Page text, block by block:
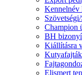
Kennelnév
Champion
BH
Kiállításra
Kutyafajták
Elismert